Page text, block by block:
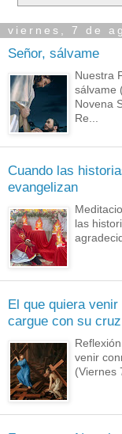
viernes, 7 de
Señor, sálvame
Nuestra
sálvame
Novena
Re...
Cuando las
evangelizan
las
El que quiera venir
cargue con su
venir
(Viernes